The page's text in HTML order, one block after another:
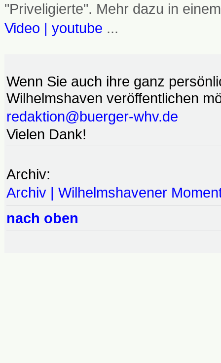
"Priveligierte". Mehr dazu in
Video | youtube ...
Wenn Sie auch ihre ganz
Wilhelmshaven veröffentlichen
redaktion@buerger-whv.de
Vielen Dank!
Archiv:
Archiv | Wilhelmshavener
nach oben